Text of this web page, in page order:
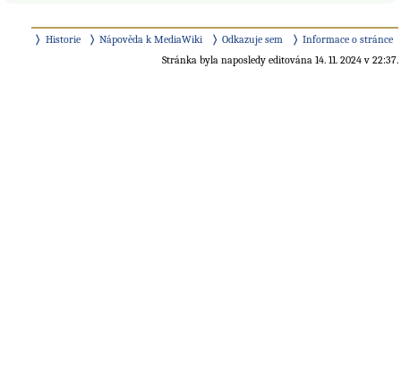
Historie Nápověda k MediaWiki Odkazuje sem
Informace o stránce
Stránka byla naposledy editována 14. 11. 2024 v 22:37.